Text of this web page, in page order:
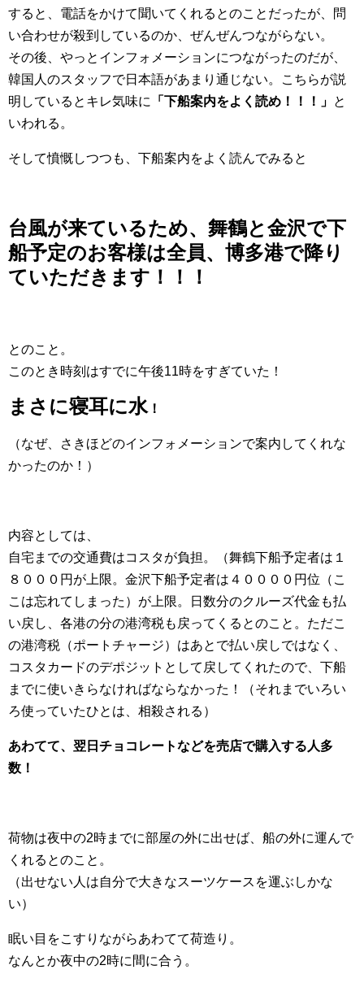
すると、電話をかけて聞いてくれるとのことだったが、問
い合わせが殺到しているのか、ぜんぜんつながらない。
その後、やっとインフォメーションにつながったのだが、
韓国人のスタッフで日本語があまり通じない。こちらが説
明しているとキレ気味に
「下船案内をよく読め！！！」 と
いわれる。
そして憤慨しつつも、下船案内をよく読んでみると
台風が来ているため、舞鶴と金沢で下
船予定のお客様は全員、博多港で降り
ていただきます！！！
とのこと。
このとき時刻はすでに午後11時をすぎていた！
まさに寝耳に水！
（なぜ、さきほどのインフォメーションで案内してくれな
かったのか！）
内容としては、
自宅までの交通費はコスタが負担。（舞鶴下船予定者は１
８０００円が上限。金沢下船予定者は４００００円位（こ
こは忘れてしまった）が上限。日数分のクルーズ代金も払
い戻し、各港の分の港湾税も戻ってくるとのこと。ただこ
の港湾税（ポートチャージ）はあとで払い戻しではなく、
コスタカードのデポジットとして戻してくれたので、下船
までに使いきらなければならなかった！（それまでいろい
ろ使っていたひとは、相殺される）
あわてて、翌日チョコレートなどを売店で購入する人多
数！
荷物は夜中の2時までに部屋の外に出せば、船の外に運んで
くれるとのこと。
（出せない人は自分で大きなスーツケースを運ぶしかな
い）
眠い目をこすりながらあわてて荷造り。
なんとか夜中の2時に間に合う。